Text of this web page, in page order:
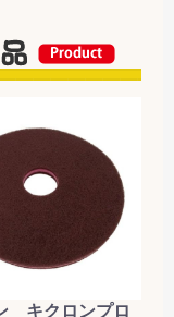
キクロンプロ